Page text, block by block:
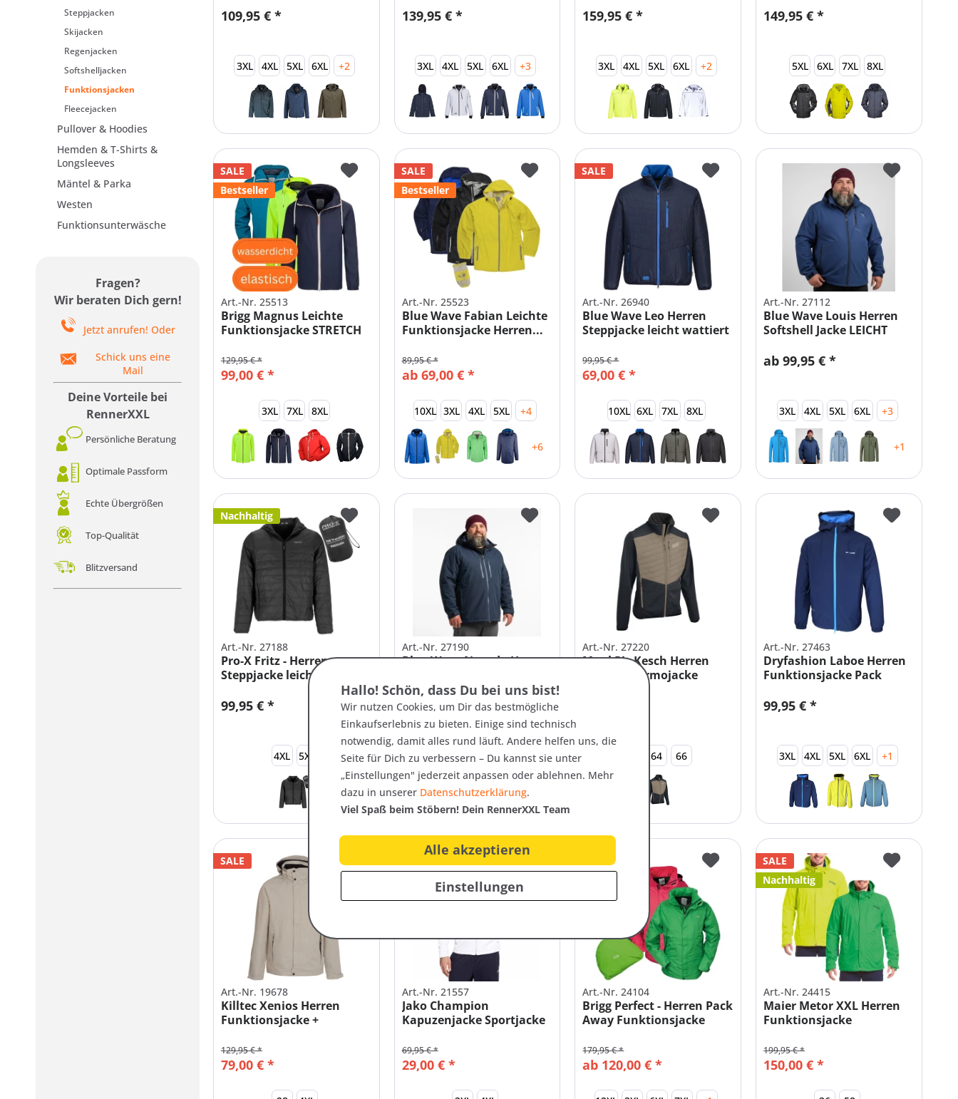
Steppjacken
Skijacken
Regenjacken
Softshelljacken
Funktionsjacken
Fleecejacken
Pullover & Hoodies
Hemden & T-Shirts &
Longsleeves
Mäntel & Parka
Westen
Funktionsunterwäsche
Fragen?
Wir beraten Dich gern!
Jetzt anrufen! Oder
Schick uns eine
Mail
Deine Vorteile bei
RennerXXL
Persönliche Beratung
Optimale Passform
Echte Übergrößen
Top-Qualität
Blitzversand
109,95 € *
3XL 4XL 5XL 6XL +2
139,95 € *
3XL 4XL 5XL 6XL +3
159,95 € *
3XL 4XL 5XL 6XL +2
149,95 € *
5XL 6XL 7XL 8XL
SALE
Bestseller
Art.-Nr. 25513
Brigg Magnus Leichte
Funktionsjacke STRETCH
99,00 € *
129,95 € *
3XL 7XL 8XL
SALE
Bestseller
Art.-Nr. 25523
Blue Wave Fabian Leichte
Funktionsjacke Herren...
ab 69,00 € *
89,95 € *
10XL 3XL 4XL 5XL +4
+6
SALE
Art.-Nr. 26940
Blue Wave Leo Herren
Steppjacke leicht wattiert
69,00 € *
99,95 € *
10XL 6XL 7XL 8XL
Art.-Nr. 27112
Blue Wave Louis Herren
Softshell Jacke LEICHT
ab 99,95 € *
3XL 4XL 5XL 6XL +3
+1
Nachhaltig
Art.-Nr. 27188
Pro-X Fritz - Herren
Steppjacke leicht wattiert
99,95 € *
4XL 5XL
Art.-Nr. 27190
Blue Wave Nevada Herren
ab 169,95 € *
3XL 4XL 5XL 6XL +3
Art.-Nr. 27220
Maul Piz Kesch Herren
Hybrid-Thermojacke
64 66
Art.-Nr. 27463
Dryfashion Laboe Herren
Funktionsjacke Pack
99,95 € *
3XL 4XL 5XL 6XL +1
SALE
Art.-Nr. 19678
Killtec Xenios Herren
Funktionsjacke +
79,00 € *
129,95 € *
Art.-Nr. 21557
Jako Champion
Kapuzenjacke Sportjacke
29,00 € *
69,95 € *
Art.-Nr. 24104
Brigg Perfect - Herren Pack
Away Funktionsjacke
ab 120,00 € *
179,95 € *
SALE
Nachhaltig
Art.-Nr. 24415
Maier Metor XXL Herren
Funktionsjacke
150,00 € *
199,95 € *
Hallo! Schön, dass Du bei uns bist!
Wir nutzen Cookies, um Dir das bestmögliche
Einkaufserlebnis zu bieten. Einige sind technisch
notwendig, damit alles rund läuft. Andere helfen uns, die
Seite für Dich zu verbessern – Du kannst sie unter
„Einstellungen" jederzeit anpassen oder ablehnen. Mehr
dazu in unserer Datenschutzerklärung.
Viel Spaß beim Stöbern! Dein RennerXXL Team
Alle akzeptieren
Einstellungen